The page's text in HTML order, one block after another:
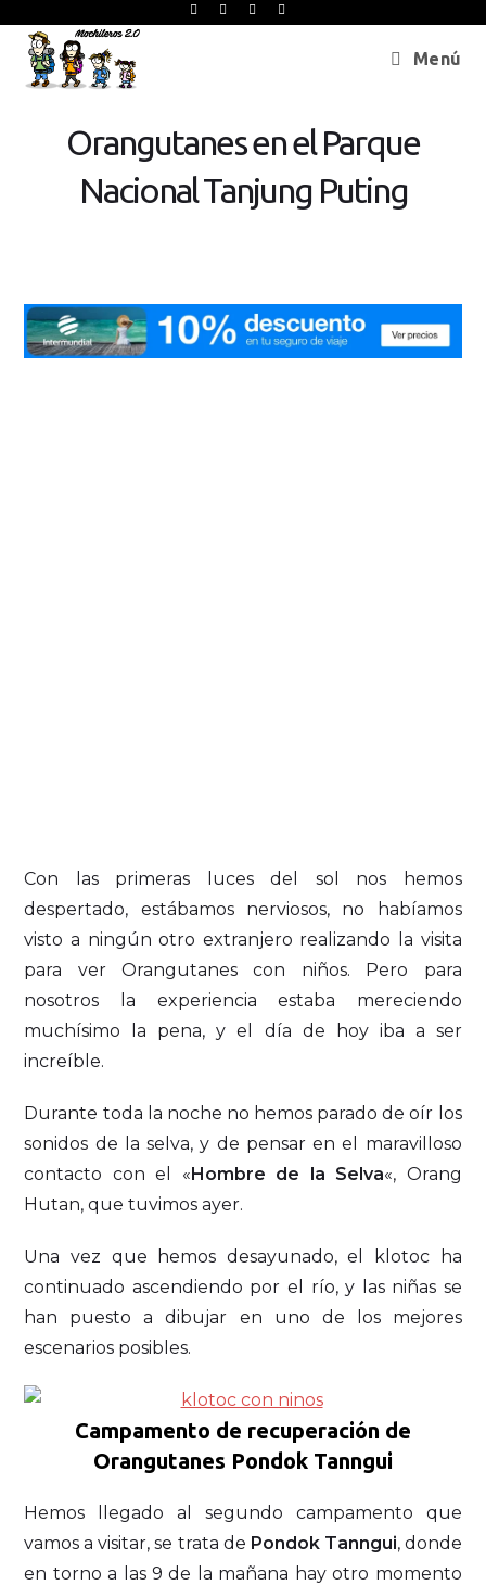
Menú
Orangutanes en el Parque
Nacional Tanjung Puting
Con las primeras luces del sol nos hemos
despertado, estábamos nerviosos, no habíamos
visto a ningún otro extranjero realizando la visita
para ver Orangutanes con niños. Pero para
nosotros la experiencia estaba mereciendo
muchísimo la pena, y el día de hoy iba a ser
increíble.
Durante toda la noche no hemos parado de oír los
sonidos de la selva, y de pensar en el maravilloso
contacto con el «Hombre de la Selva«, Orang
Hutan, que tuvimos ayer.
Una vez que hemos desayunado, el klotoc ha
continuado ascendiendo por el río, y las niñas se
han puesto a dibujar en uno de los mejores
escenarios posibles.
Campamento de recuperación de
Orangutanes Pondok Tanngui
Hemos llegado al segundo campamento que
vamos a visitar, se trata de Pondok Tanngui, donde
en torno a las 9 de la mañana hay otro momento